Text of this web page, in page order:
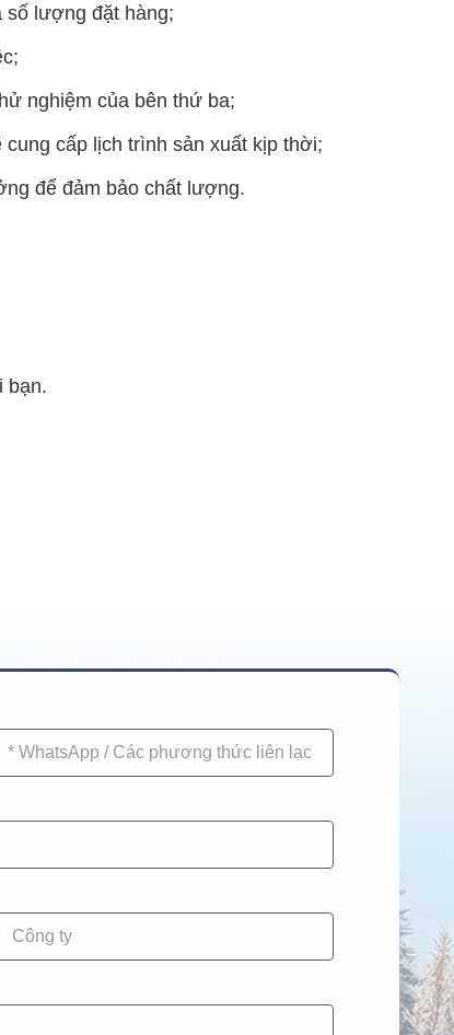
số lượng đặt hàng;
nghiệm của bên thứ ba;
cấp lịch trình sản xuất kịp thời;
để đảm bảo chất lượng.
bạn.